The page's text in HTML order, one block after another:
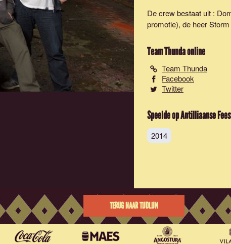
De crew bestaat uit :
promotie), de heer
Team Thundaonline
Team Thunda
Facebook
Twitter
Speelde op Antilliaanse
2014
TERUG NAAR TIJDLIJN